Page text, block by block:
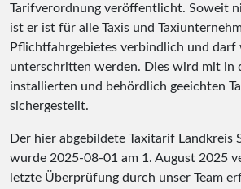
Tarifverordnung veröffentlicht. Soweit
ist er ist für alle Taxis und
Pflichtfahrgebietes verbindlich und darf
unterschritten werden. Dies wird mit in
installierten und behördlich geeichten
sichergestellt.
Der hier abgebildete Taxitarif Landkreis
wurde 2025-08-01 am 1. August 2025
letzte Überprüfung durch unser Team